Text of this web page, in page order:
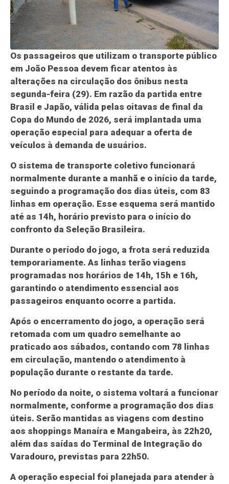
Os passageiros que utilizam o transporte público
em João Pessoa devem ficar atentos às
alterações na circulação dos ônibus nesta
segunda-feira (29). Em razão da partida entre
Brasil e Japão, válida pelas oitavas de final da
Copa do Mundo de 2026, será implantada uma
operação especial para adequar a oferta de
veículos à demanda de usuários.
O sistema de transporte coletivo funcionará
normalmente durante a manhã e o início da tarde,
seguindo a programação dos dias úteis, com 83
linhas em operação. Esse esquema será mantido
até as 14h, horário previsto para o início do
confronto da Seleção Brasileira.
Durante o período do jogo, a frota será reduzida
temporariamente. As linhas terão viagens
programadas nos horários de 14h, 15h e 16h,
garantindo o atendimento essencial aos
passageiros enquanto ocorre a partida.
Após o encerramento do jogo, a operação será
retomada com um quadro semelhante ao
praticado aos sábados, contando com 78 linhas
em circulação, mantendo o atendimento à
população durante o restante da tarde.
No período da noite, o sistema voltará a funcionar
normalmente, conforme a programação dos dias
úteis. Serão mantidas as viagens com destino
aos shoppings Manaíra e Mangabeira, às 22h20,
além das saídas do Terminal de Integração do
Varadouro, previstas para 22h50.
A operação especial foi planejada para atender à